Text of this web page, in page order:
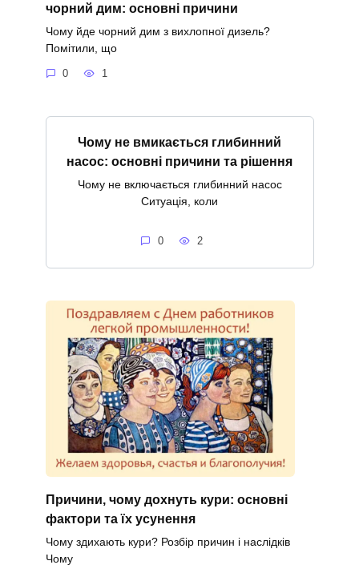
чорний дим: основні причини
Чому йде чорний дим з вихлопної дизель?
Помітили, що
0 1
Чому не вмикається глибинний
насос: основні причини та рішення
Чому не включається глибинний насос
Ситуація, коли
0 2
Причини, чому дохнуть кури: основні
фактори та їх усунення
Чому здихають кури? Розбір причин і наслідків
Чому